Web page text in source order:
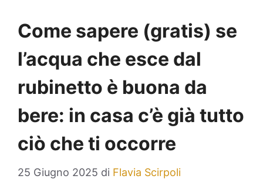
Come sapere (gratis) se
l’acqua che esce dal
rubinetto è buona da
bere: in casa c’è già tutto
ciò che ti occorre
25 Giugno 2025 di Flavia Scirpoli